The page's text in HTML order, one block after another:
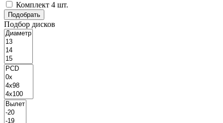
Комплект 4 шт.
Подбор дисков